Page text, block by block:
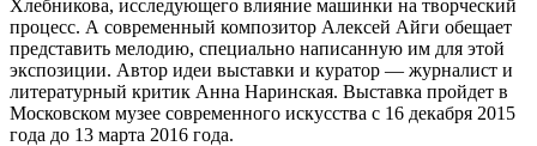
Хлебникова, исследующего влияние машинки на творческий
процесс. А современный композитор Алексей Айги обещает
представить мелодию, специально написанную им для этой
экспозиции. Автор идеи выставки и куратор — журналист и
литературный критик Анна Наринская. Выставка пройдет в
Московском музее современного искусства с 16 декабря 2015
года до 13 марта 2016 года.